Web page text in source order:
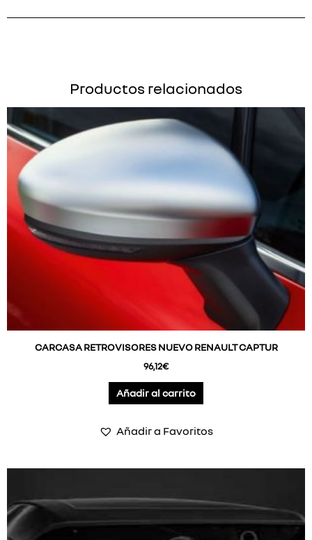
Productos relacionados
CARCASA RETROVISORES NUEVO RENAULT CAPTUR
96,12€
Añadir al carrito
Añadir a Favoritos